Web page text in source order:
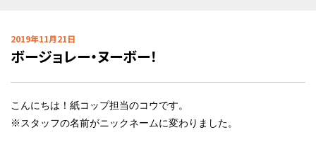
2019年11月21日
ボージョレー・ヌーボー！
こんにちは！紙コップ担当のコウです。
※スタッフの名前がニックネームに変わりました。